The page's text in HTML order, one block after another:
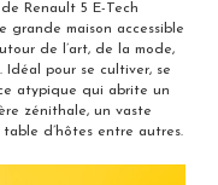
Renault 5 E-Tech
grande maison accessible
de l’art, de la mode,
Idéal pour se cultiver, se
atypique qui abrite un
zénithale, un vaste
d’hôtes entre autres.